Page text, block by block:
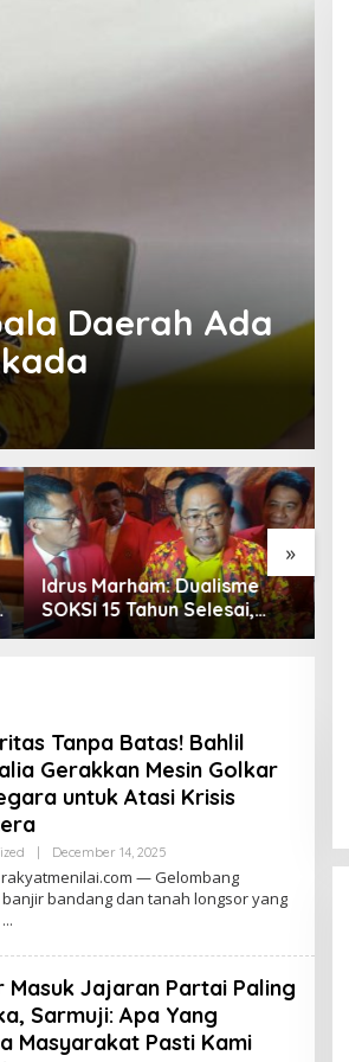
Daerah Ada
»
Sari Yuliati Desak
Pengusutan Tuntas Kasus
Santri Tewas di Lombok:
Tanpa Batas! Bahlil
Gerakkan Mesin Golkar
untuk Atasi Krisis
December 14, 2025
R
O
A
rakyatmenilai.com — Gelombang
bandang dan tanah longsor yang
Masuk Jajaran Partai Paling
Sarmuji: Apa Yang
Masyarakat Pasti Kami